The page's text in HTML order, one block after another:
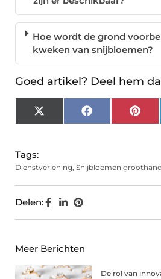
Hoe wordt de grond
kweken van snijbloemen?
Goed artikel? Deel hem
X
(Twitter)
Facebook
Tags:
Dienstverlening, Snijbloemen
Delen:
Meer Berichten
De rol van